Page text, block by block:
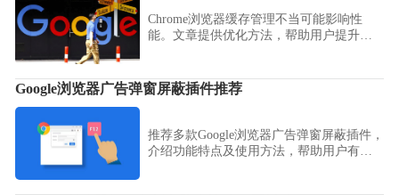
Chrome浏览器缓存管理不当可能影响性
能。文章提供优化方法，帮助用户提升浏
Google浏览器广告弹窗屏蔽插件推荐
推荐多款Google浏览器广告弹窗屏蔽插件，
介绍功能特点及使用方法，帮助用户有效